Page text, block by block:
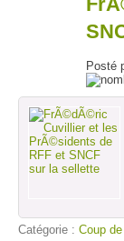
Posté
Catégorie : Coup